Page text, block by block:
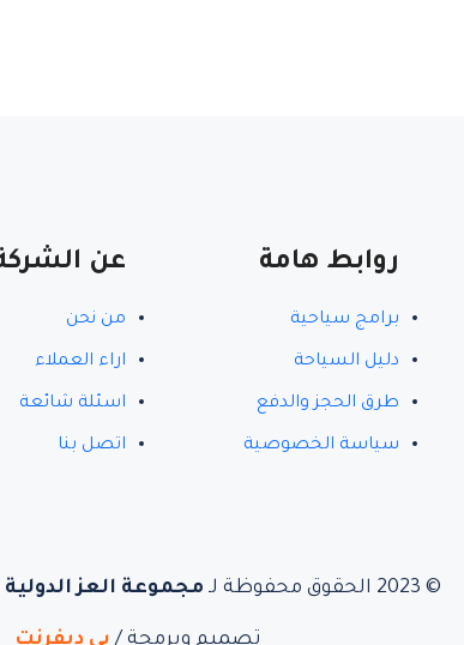
روابط هامة
برامج سياحية
دليل السياحة
طرق الحجز والدفع
سياسة الخصوصية
عن
من نحن
اراء العملاء
اسئلة شائعة
اتصل بنا
© 2023 الحقوق محفوظة لـ مجموعة العز
تصميم وبرمجة / بي ديفرنت